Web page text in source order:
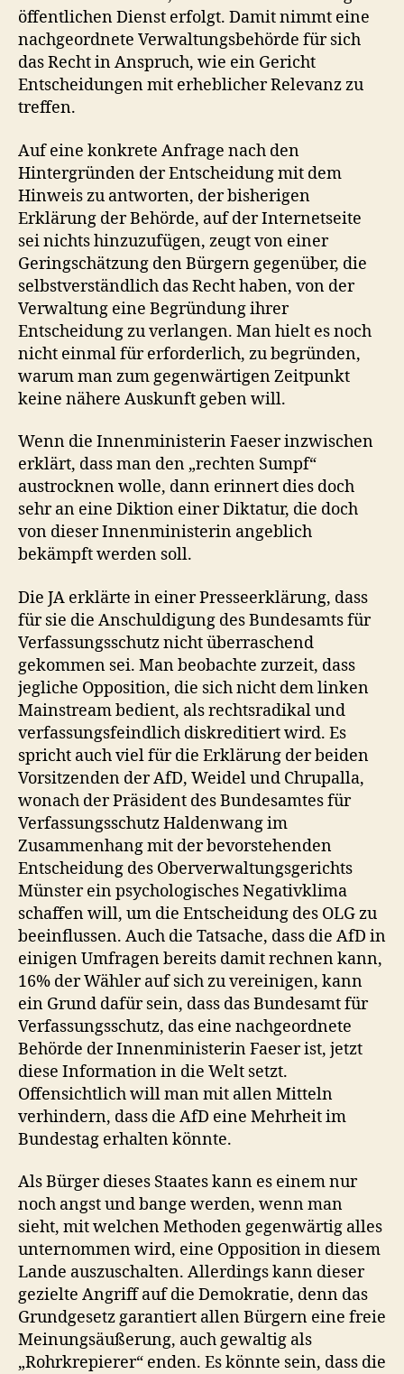
öffentlichen Dienst erfolgt. Damit nimmt eine
nachgeordnete Verwaltungsbehörde für sich
das Recht in Anspruch, wie ein Gericht
Entscheidungen mit erheblicher Relevanz zu
treffen.
Auf eine konkrete Anfrage nach den
Hintergründen der Entscheidung mit dem
Hinweis zu antworten, der bisherigen
Erklärung der Behörde, auf der Internetseite
sei nichts hinzuzufügen, zeugt von einer
Geringschätzung den Bürgern gegenüber, die
selbstverständlich das Recht haben, von der
Verwaltung eine Begründung ihrer
Entscheidung zu verlangen. Man hielt es noch
nicht einmal für erforderlich, zu begründen,
warum man zum gegenwärtigen Zeitpunkt
keine nähere Auskunft geben will.
Wenn die Innenministerin Faeser inzwischen
erklärt, dass man den „rechten Sumpf“
austrocknen wolle, dann erinnert dies doch
sehr an eine Diktion einer Diktatur, die doch
von dieser Innenministerin angeblich
bekämpft werden soll.
Die JA erklärte in einer Presseerklärung, dass
für sie die Anschuldigung des Bundesamts für
Verfassungsschutz nicht überraschend
gekommen sei. Man beobachte zurzeit, dass
jegliche Opposition, die sich nicht dem linken
Mainstream bedient, als rechtsradikal und
verfassungsfeindlich diskreditiert wird. Es
spricht auch viel für die Erklärung der beiden
Vorsitzenden der AfD, Weidel und Chrupalla,
wonach der Präsident des Bundesamtes für
Verfassungsschutz Haldenwang im
Zusammenhang mit der bevorstehenden
Entscheidung des Oberverwaltungsgerichts
Münster ein psychologisches Negativklima
schaffen will, um die Entscheidung des OLG zu
beeinflussen. Auch die Tatsache, dass die AfD in
einigen Umfragen bereits damit rechnen kann,
16% der Wähler auf sich zu vereinigen, kann
ein Grund dafür sein, dass das Bundesamt für
Verfassungsschutz, das eine nachgeordnete
Behörde der Innenministerin Faeser ist, jetzt
diese Information in die Welt setzt.
Offensichtlich will man mit allen Mitteln
verhindern, dass die AfD eine Mehrheit im
Bundestag erhalten könnte.
Als Bürger dieses Staates kann es einem nur
noch angst und bange werden, wenn man
sieht, mit welchen Methoden gegenwärtig alles
unternommen wird, eine Opposition in diesem
Lande auszuschalten. Allerdings kann dieser
gezielte Angriff auf die Demokratie, denn das
Grundgesetz garantiert allen Bürgern eine freie
Meinungsäußerung, auch gewaltig als
„Rohrkrepierer“ enden. Es könnte sein, dass die